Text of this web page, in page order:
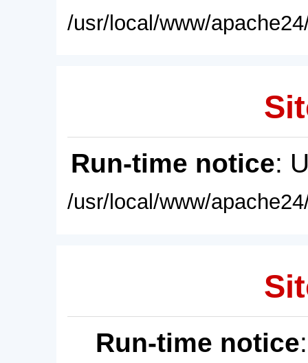
/usr/local/www/
Run-time notice:
/usr/local/www/
Run-time notice